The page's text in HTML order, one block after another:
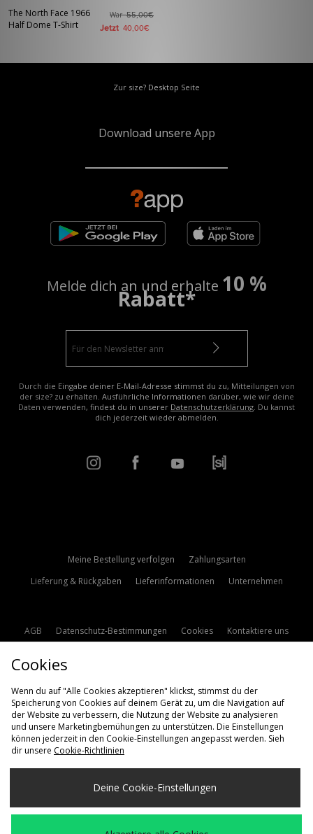
The North Face 1966
Half Dome T-Shirt
War55,00€
Jetzt 40,00€
Zur size? Desktop Seite
Download unsere App
Melde dich an und erhalte 10 %
Rabatt*
Durch die Eingabe deiner E-Mail-Adresse stimmst du zu, Mitteilungen von
der size? zu erhalten. Ausführliche Informationen darüber, wie wir deine
Daten verwenden, findest du in unserer Datenschutzerklärung. Du kannst
dich jederzeit wieder abmelden.
Meine Bestellung verfolgen
Zahlungsarten
Lieferung & Rückgaben
Lieferinformationen Unternehmen
AGB Datenschutz-Bestimmungen Cookies
Kontaktiere uns
Lieferung Nach
Deutschland
Wir akzeptieren die folgenden Zahlungsmethoden
Cookies
Wenn du auf "Alle Cookies akzeptieren" klickst, stimmst du der
Speicherung von Cookies auf deinem Gerät zu, um die Navigation auf
der Website zu verbessern, die Nutzung der Website zu analysieren
und unsere Marketingbemühungen zu unterstützen. Die Einstellungen
können jederzeit in den Cookie-Einstellungen angepasst werden. Sieh
dir unsere Cookie-Richtlinien
Deine Cookie-Einstellungen